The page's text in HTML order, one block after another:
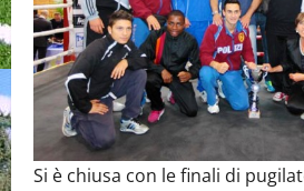
Si è chiusa con le finali di